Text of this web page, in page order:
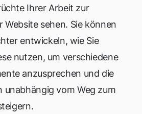
Ihrer Arbeit zur
Website sehen. Sie können
entwickeln, wie Sie
nutzen, um verschiedene
anzusprechen und die
unabhängig vom Weg zum